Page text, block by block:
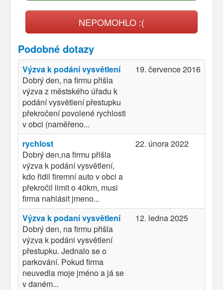
NEPOMOHLO :(
Podobné dotazy
Výzva k podání vysvětlení
Dobrý den, na firmu přišla
výzva z městského úřadu k
podání vysvětlení přestupku
překročení povolené rychlosti
v obci (naměřeno...
19. července 2016
rychlost
Dobrý den,na firmu přišla
výzva k podání vysvětlení,
kdo řidil firemní auto v obci a
překročil limit o 40km, musi
firma nahlásit jmeno...
22. února 2022
Výzva k podaní vysvětlení
Dobrý den, na firmu přišla
výzva k podáni vysvětlení
přestupku. Jednalo se o
parkování. Pokud firma
neuvedla moje jméno a já se
v daném...
12. ledna 2025